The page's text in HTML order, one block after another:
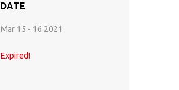
DATE
Mar 15 - 16 2021
Expired!